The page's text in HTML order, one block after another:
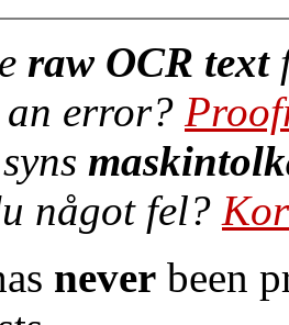
raw OCR text
an error?
något fel?
never been